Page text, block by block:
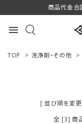
商品代金合
menu
ACCOUNT MENU
TOP > 洗浄剤・その他 >
[ 並び順を変
全 [3] 商